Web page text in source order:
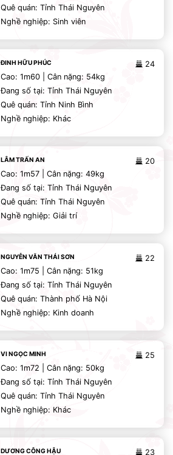
Quê quán: Tỉnh Thái Nguyên
Nghề nghiệp: Sinh viên
24
ĐINH HỮU PHÚC
Cao: 1m60 | Cân nặng: 54kg
Đang số tại: Tỉnh Thái Nguyên
Quê quán: Tỉnh Ninh Bình
Nghề nghiệp: Khác
20
LÂM TRẤN AN
Cao: 1m57 | Cân nặng: 49kg
Đang số tại: Tỉnh Thái Nguyên
Quê quán: Tỉnh Thái Nguyên
Nghề nghiệp: Giải trí
22
NGUYỄN VĂN THÁI SƠN
Cao: 1m75 | Cân nặng: 51kg
Đang số tại: Tỉnh Thái Nguyên
Quê quán: Thành phố Hà Nội
Nghề nghiệp: Kinh doanh
25
VI NGỌC MINH
Cao: 1m72 | Cân nặng: 50kg
Đang số tại: Tỉnh Thái Nguyên
Quê quán: Tỉnh Thái Nguyên
Nghề nghiệp: Khác
23
DƯƠNG CÔNG HẬU